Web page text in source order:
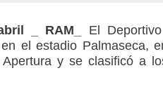
_ RAM_ El
el estadio Palmaseca,
Apertura y se clasificó a